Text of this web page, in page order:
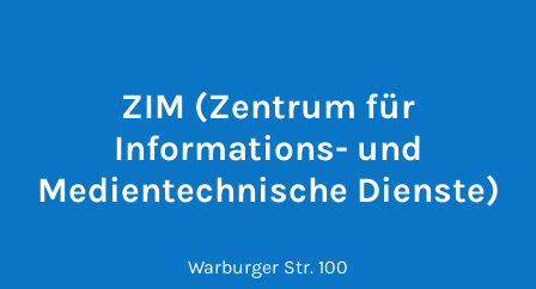
ZIM (Zentrum für
Informations- und
Medientechnische Dienste)
Warburger Str. 100